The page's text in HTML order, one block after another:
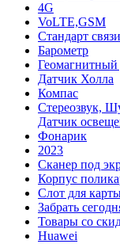
4G
VoLTE,GSM
Cтандарт
Барометр
Геомагнитный
Датчик Холла
Компас
Стереозвук,
Датчик
Фонарик
2023
Сканер под
Корпус
Слот для
Забрать
Товары со
Huawei